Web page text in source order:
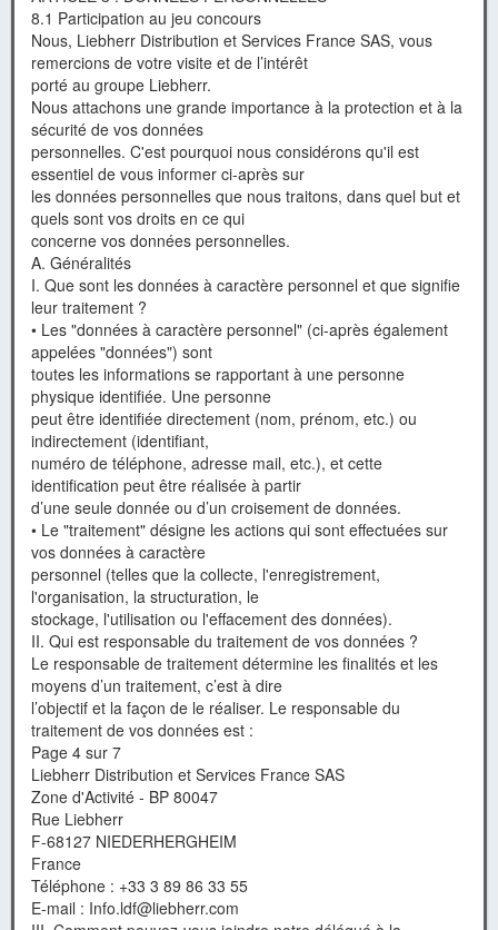
8.1 Participation au jeu concours
Nous, Liebherr Distribution et Services France SAS, vous
remercions de votre visite et de l’intérêt
porté au groupe Liebherr.
Nous attachons une grande importance à la protection et à la
sécurité de vos données
personnelles. C'est pourquoi nous considérons qu'il est
essentiel de vous informer ci-après sur
les données personnelles que nous traitons, dans quel but et
quels sont vos droits en ce qui
concerne vos données personnelles.
A. Généralités
I. Que sont les données à caractère personnel et que signifie
leur traitement ?
• Les "données à caractère personnel" (ci-après également
appelées "données") sont
toutes les informations se rapportant à une personne
physique identifiée. Une personne
peut être identifiée directement (nom, prénom, etc.) ou
indirectement (identifiant,
numéro de téléphone, adresse mail, etc.), et cette
identification peut être réalisée à partir
d’une seule donnée ou d’un croisement de données.
• Le "traitement" désigne les actions qui sont effectuées sur
vos données à caractère
personnel (telles que la collecte, l'enregistrement,
l'organisation, la structuration, le
stockage, l'utilisation ou l'effacement des données).
II. Qui est responsable du traitement de vos données ?
Le responsable de traitement détermine les finalités et les
moyens d’un traitement, c’est à dire
l’objectif et la façon de le réaliser. Le responsable du
traitement de vos données est :
Page 4 sur 7
Liebherr Distribution et Services France SAS
Zone d'Activité - BP 80047
Rue Liebherr
F-68127 NIEDERHERGHEIM
France
Téléphone : +33 3 89 86 33 55
E-mail : Info.ldf@liebherr.com